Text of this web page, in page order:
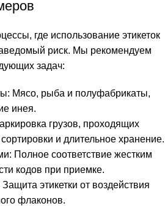
где использование этикеток
риск. Мы рекомендуем
задач:
Мясо, рыба и полуфабрикаты,
инея.
грузов, проходящих
и длительное хранение.
Полное соответствие жестким
кодов при приемке.
этикетки от воздействия
флаконов.